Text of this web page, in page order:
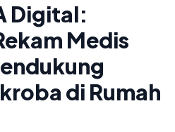
Digital:
Medis
di Rumah